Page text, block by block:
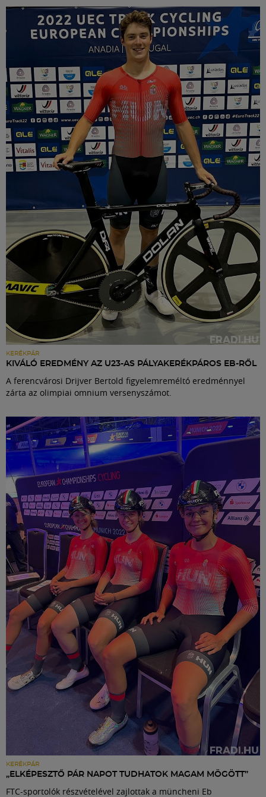
KERÉKPÁR
KIVÁLÓ EREDMÉNY AZ U23-AS PÁLYAKERÉKPÁROS EB-RŐL
A ferencvárosi Drijver Bertold figyelemreméltó eredménnyel
zárta az olimpiai omnium versenyszámot.
KERÉKPÁR
„ELKÉPESZTŐ PÁR NAPOT TUDHATOK MAGAM MÖGÖTT”
FTC-sportolók részvételével zajlottak a müncheni Eb
English